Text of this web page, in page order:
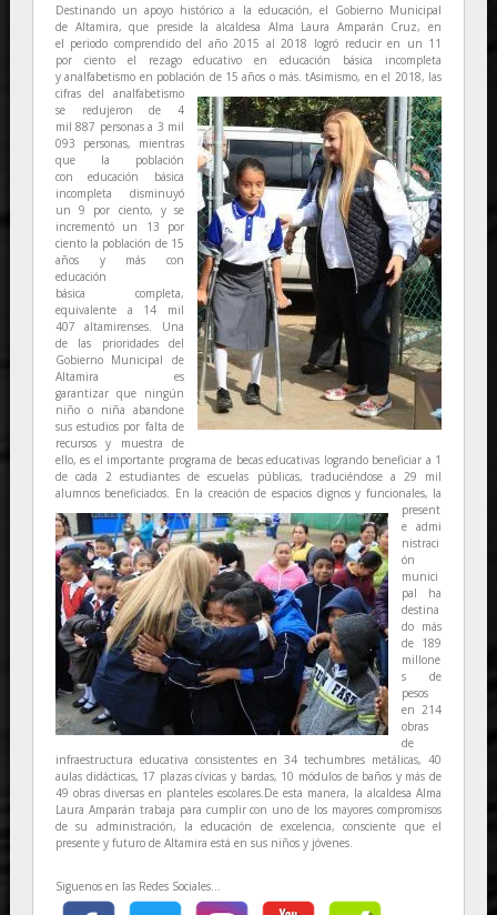
Destinando un apoyo histórico a la educación, el Gobierno Municipal
de Altamira, que preside la alcaldesa Alma Laura Amparán Cruz, en
el periodo comprendido del año 2015 al 2018 logró reducir en un 11
por ciento el rezago educativo en educación básica incompleta
y analfabetismo en población de 15 años o más.tAsimismo, en el 2018, las
cifras del analfabetismo
se redujeron de 4
mil 887 personas a 3 mil
093 personas, mientras
que la población
con educación básica
incompleta disminuyó
un 9 por ciento, y se
incrementó un 13 por
ciento la población de 15
años y más con
educación
básica completa,
equivalente a 14 mil
407 altamirenses. Una
de las prioridades del
Gobierno Municipal de
Altamira es
garantizar que ningún
niño o niña abandone
sus estudios por falta de
recursos y muestra de
ello, es el importante programa de becas educativas logrando beneficiar a 1
de cada 2 estudiantes de escuelas públicas, traduciéndose a 29 mil
alumnos beneficiados. En la creación de espacios dignos y funcionales, la
present
e admi
nistraci
ón
munici
pal ha
destina
do más
de 189
millone
s de
pesos
en 214
obras
de
infraestructura educativa consistentes en 34 techumbres metálicas, 40
aulas didácticas, 17 plazas cívicas y bardas, 10 módulos de baños y más de
49 obras diversas en planteles escolares.De esta manera, la alcaldesa Alma
Laura Amparán trabaja para cumplir con uno de los mayores compromisos
de su administración, la educación de excelencia, consciente que el
presente y futuro de Altamira está en sus niños y jóvenes.
Siguenos en las Redes Sociales...